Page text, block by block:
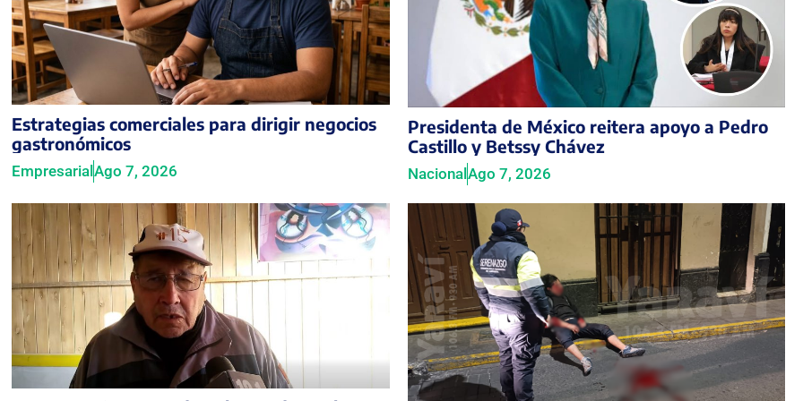
Estrategias comerciales para dirigir negocios
gastronómicos
EmpresarialAgo 7, 2026
Presidenta de México reitera apoyo a Pedro
Castillo y Betssy Chávez
NacionalAgo 7, 2026